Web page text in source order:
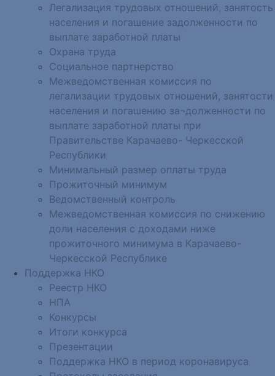
Легализация трудовых отношений, занятость
населения и погашение задолженности по
выплате заработной платы
Охрана труда
Социальное партнерство
Межведомственная комиссия по
легализации трудовых отношений, занятости
населения и погашению за¬долженности по
выплате заработной платы при
Правительстве Карачаево- Черкесской
Республики
Минимальный размер оплаты труда
Прожиточный минимум
Ведомственный контроль
Межведомственная комиссия по снижению
доли населения с доходами ниже
прожиточного минимума в Карачаево-
Черкесской Республике
Поддержка НКО
Реестр НКО
НПА
Конкурсы
Итоги конкурса
Презентации
Поддержка НКО в период коронавируса